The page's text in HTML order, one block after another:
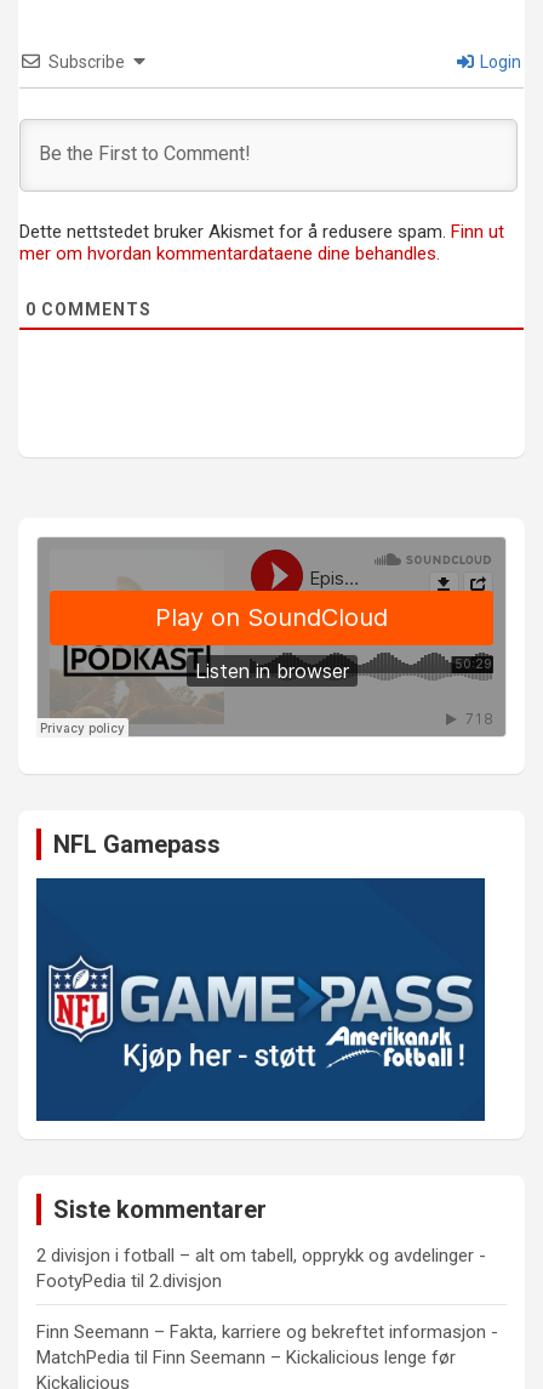
Subscribe Login
Dette nettstedet bruker Akismet for å redusere spam. Finn ut
mer om hvordan kommentardataene dine behandles.
0 COMMENTS
NFL Gamepass
Siste kommentarer
2 divisjon i fotball – alt om tabell, opprykk og avdelinger -
FootyPedia til 2.divisjon
Finn Seemann – Fakta, karriere og bekreftet informasjon -
MatchPedia til Finn Seemann – Kickalicious lenge før
Kickalicious